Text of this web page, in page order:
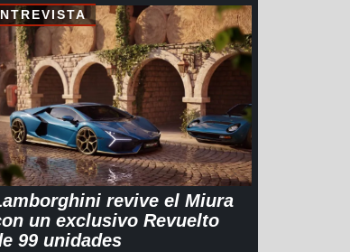
revive el Miura
un exclusivo Revuelto
99 unidades